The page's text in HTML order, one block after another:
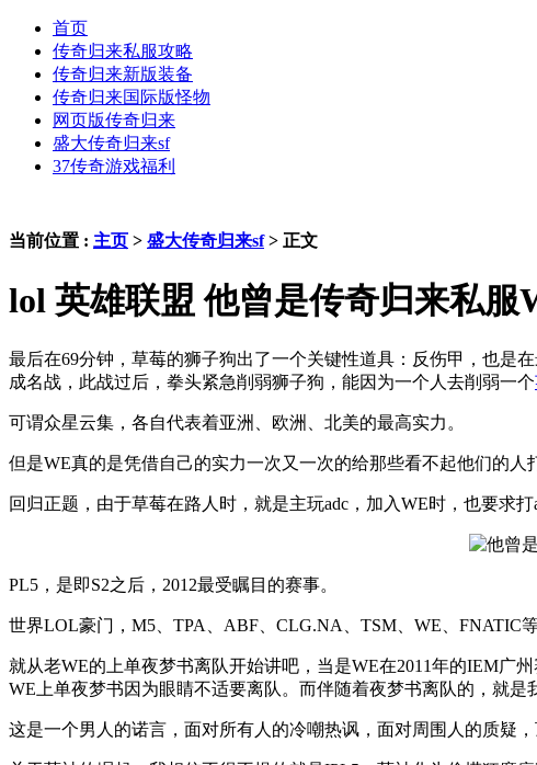
首页
传奇归来私服攻略
传奇归来新版装备
传奇归来国际版怪物
网页版传奇归来
盛大传奇归来sf
37传奇游戏福利
当前位置 : 主页 > 盛大传奇归来sf> 正文
lol 英雄联盟 他曾是传奇归来私
最后在69分钟，草莓的狮子狗出了一个关键性道具：反伤甲，也是
成名战，此战过后，拳头紧急削弱狮子狗，能因为一个人去削弱一个
可谓众星云集，各自代表着亚洲、欧洲、北美的最高实力。
但是WE真的是凭借自己的实力一次又一次的给那些看不起他们的
回归正题，由于草莓在路人时，就是主玩adc，加入WE时，也要求
PL5，是即S2之后，2012最受瞩目的赛事。
世界LOL豪门，M5、TPA、ABF、CLG.NA、TSM、WE、FNATIC等
就从老WE的上单夜梦书离队开始讲吧，当是WE在2011年的IEM广
WE上单夜梦书因为眼睛不适要离队。而伴随着夜梦书离队的，就是
这是一个男人的诺言，面对所有人的冷嘲热讽，面对周围人的质疑